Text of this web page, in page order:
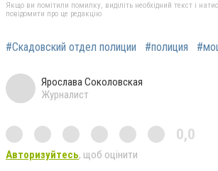
Якщо ви помітили помилку, виділіть необхідний текст і
повідомити про це редакцію
#Скадовский отдел полиции #полиция
Ярослава Соколовская
Журналист
0,0
Авторизуйтесь, щоб оцінити